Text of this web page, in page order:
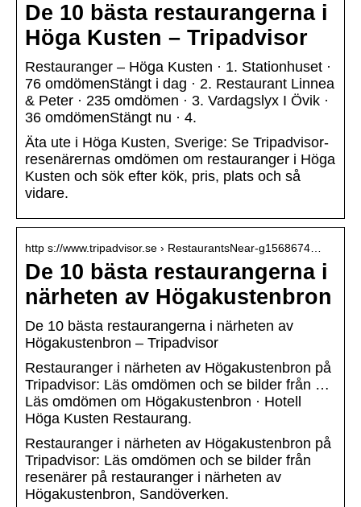
De 10 bästa restaurangerna i
Höga Kusten – Tripadvisor
Restauranger – Höga Kusten · 1. Stationhuset ·
76 omdömenStängt i dag · 2. Restaurant Linnea
& Peter · 235 omdömen · 3. Vardagslyx I Övik ·
36 omdömenStängt nu · 4.
Äta ute i Höga Kusten, Sverige: Se Tripadvisor-
resenärernas omdömen om restauranger i Höga
Kusten och sök efter kök, pris, plats och så
vidare.
http s://www.tripadvisor.se › RestaurantsNear-g1568674…
De 10 bästa restaurangerna i
närheten av Högakustenbron
De 10 bästa restaurangerna i närheten av
Högakustenbron – Tripadvisor
Restauranger i närheten av Högakustenbron på
Tripadvisor: Läs omdömen och se bilder från …
Läs omdömen om Högakustenbron · Hotell
Höga Kusten Restaurang.
Restauranger i närheten av Högakustenbron på
Tripadvisor: Läs omdömen och se bilder från
resenärer på restauranger i närheten av
Högakustenbron, Sandöverken.